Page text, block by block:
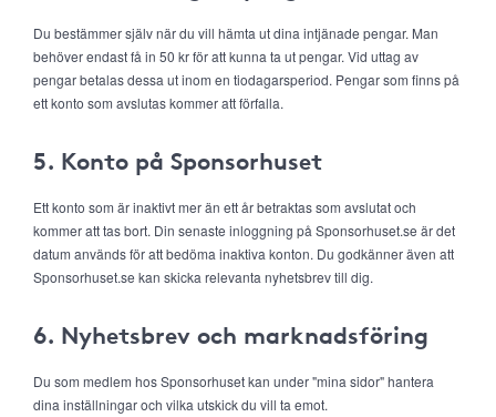
Du bestämmer själv när du vill hämta ut dina intjänade pengar. Man
behöver endast få in 50 kr för att kunna ta ut pengar. Vid uttag av
pengar betalas dessa ut inom en tiodagarsperiod. Pengar som finns på
ett konto som avslutas kommer att förfalla.
5. Konto på Sponsorhuset
Ett konto som är inaktivt mer än ett år betraktas som avslutat och
kommer att tas bort. Din senaste inloggning på Sponsorhuset.se är det
datum används för att bedöma inaktiva konton. Du godkänner även att
Sponsorhuset.se kan skicka relevanta nyhetsbrev till dig.
6. Nyhetsbrev och marknadsföring
Du som medlem hos Sponsorhuset kan under "mina sidor" hantera
dina inställningar och vilka utskick du vill ta emot.